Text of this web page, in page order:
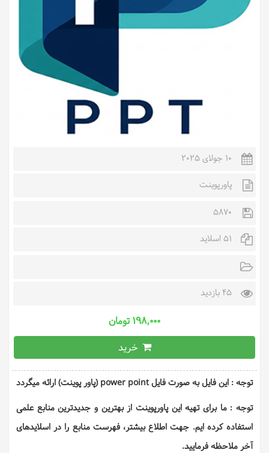
10 جولای 2025
پاورپوینت
5870
51 اسلاید
45 بازدید
۱۹۸,۰۰۰ تومان
خرید
توجه : این فایل به صورت فایل power point (پاور پوینت) ارائه میگردد
توجه : ما برای تهیه این پاورپوینت از بهترین و جدیدترین منابع علمی
استفاده کرده ایم. جهت اطلاع بیشتر، فهرست منابع را در اسلایدهای
آخر ملاحظه فرمایید.